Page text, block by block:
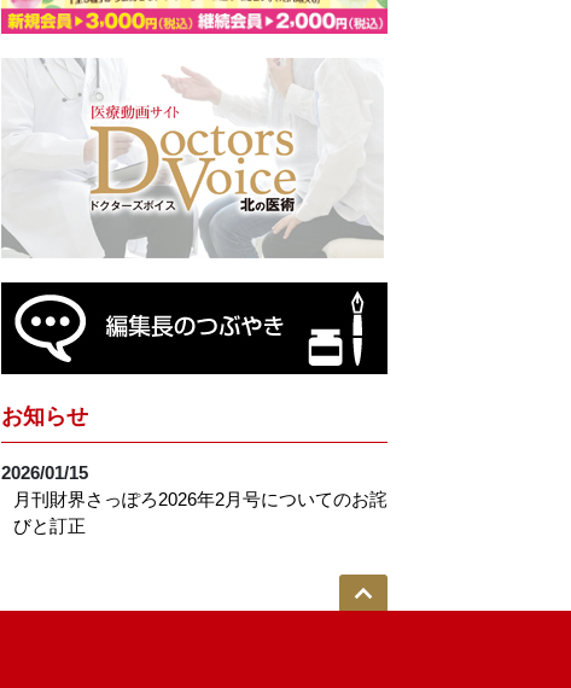
お知らせ
2026/01/15
月刊財界さっぽろ2026年2月号についてのお詫
びと訂正